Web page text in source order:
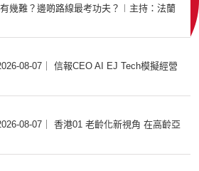
幾難？邊啲路線最考功夫？︱主持：法蘭
08-07｜ 信報CEO AI EJ Tech模擬經營
08-07｜ 香港01 老齡化新視角 在高齡亞